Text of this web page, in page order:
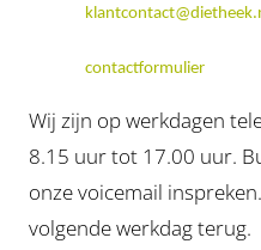
contactformulier
Wij zijn op werkdagen
8.15 uur tot 17.00 uur.
onze voicemail
volgende werkdag terug.